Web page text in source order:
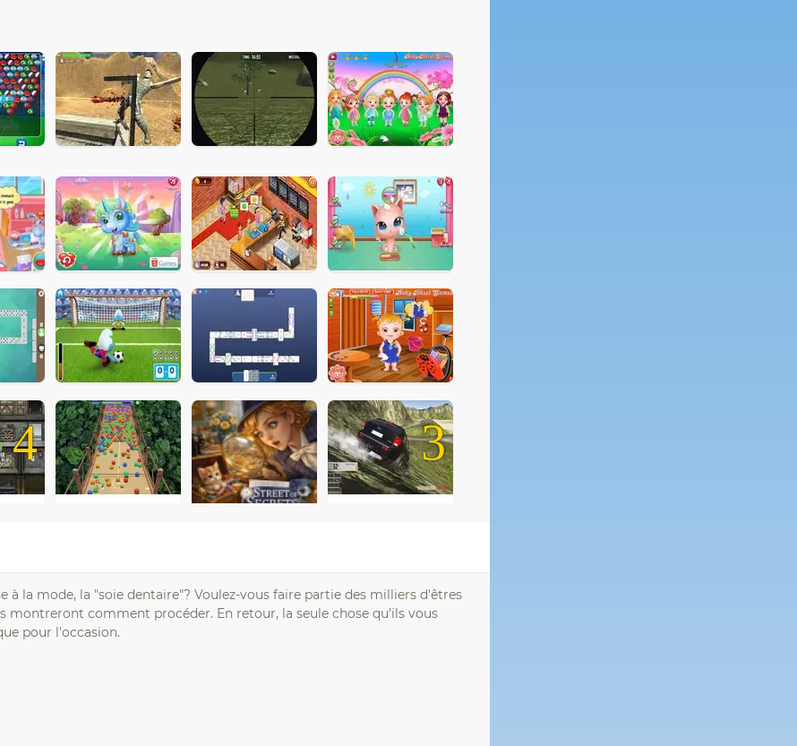
4 3
la mode, la "soie dentaire"? Voulez-vous faire partie des milliers d'êtres
montreront comment procéder. En retour, la seule chose qu'ils vous
pour l'occasion.